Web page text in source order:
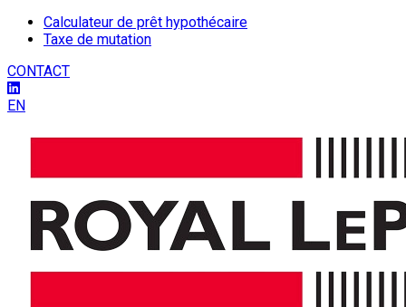
Calculateur de prêt hypothécaire
Taxe de mutation
CONTACT
EN